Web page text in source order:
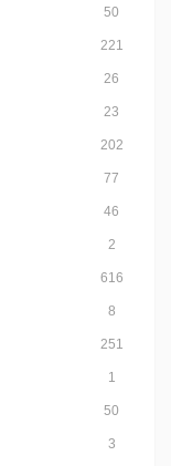
50
221
26
23
202
77
46
2
616
8
251
1
50
3